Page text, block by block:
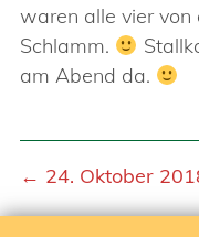
waren alle vier von
Schlamm.
am Abend da.
← 24. Oktober